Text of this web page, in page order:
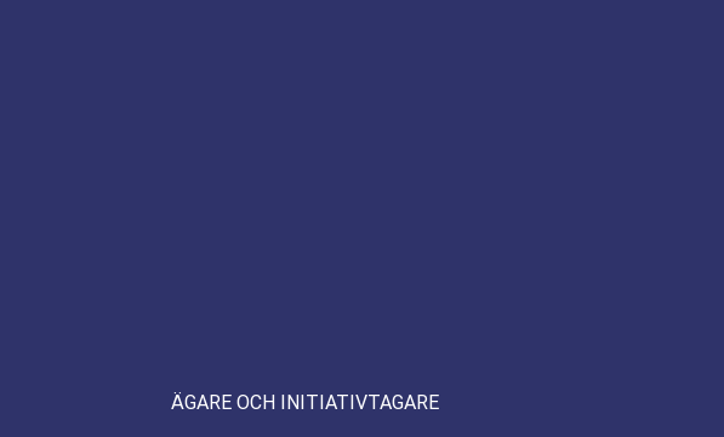
ÄGARE OCH INITIATIVTAGARE